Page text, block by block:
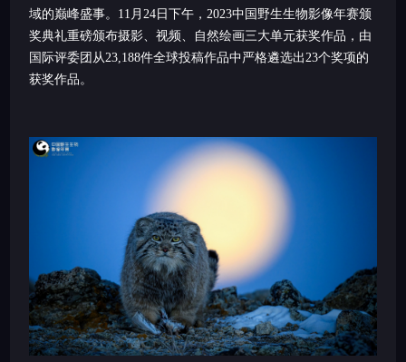
域的巅峰盛事。11月24日下午，2023中国野生生物影像年赛颁
奖典礼重磅颁布摄影、视频、自然绘画三大单元获奖作品，由
国际评委团从23,188件全球投稿作品中严格遴选出23个奖项的
获奖作品。